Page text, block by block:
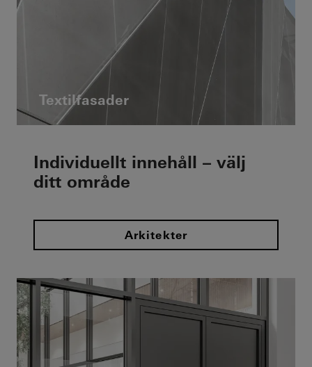
Textilfasader
Individuellt innehåll – välj
ditt område
Arkitekter